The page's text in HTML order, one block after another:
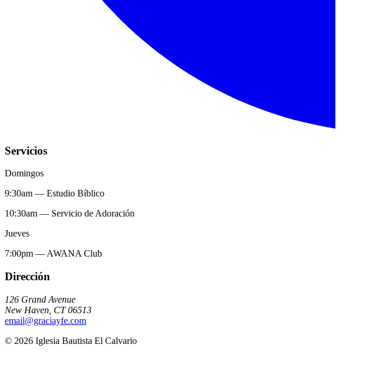
Servicios
Domingos
9:30am — Estudio Bíblico
10:30am — Servicio de Adoración
Jueves
7:00pm — AWANA Club
Dirección
126 Grand Avenue
New Haven CT 06513
email@graciayfe.com
© 2026 Iglesia Bautista El Calvario